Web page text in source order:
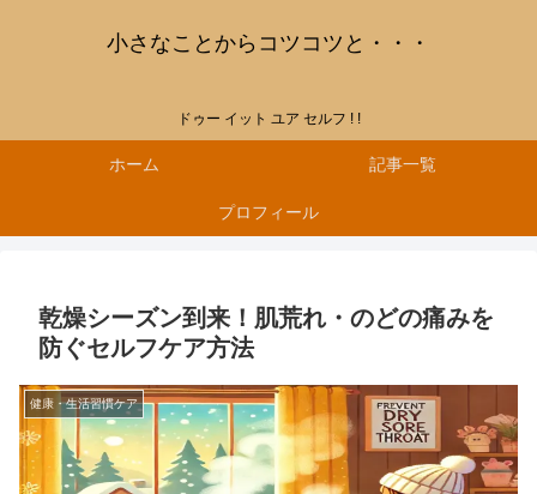
小さなことからコツコツと・・・
ドゥー イット ユア セルフ ! !
ホーム 記事一覧
プロフィール
乾燥シーズン到来！肌荒れ・のどの痛みを
防ぐセルフケア方法
健康・生活習慣ケア